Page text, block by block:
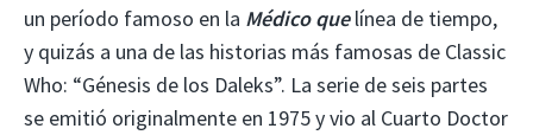
un período famoso en la Médico quelínea de tiempo,
y quizás a una de las historias más famosas de Classic
Who: “Génesis de los Daleks”. La serie de seis partes
se emitió originalmente en 1975 y vio al Cuarto Doctor